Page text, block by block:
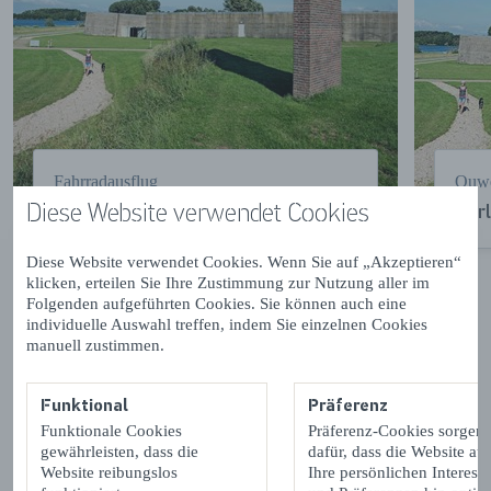
Diese Website verwendet Cookies
Diese Website verwendet Cookies. Wenn Sie auf „Akzeptieren“
klicken, erteilen Sie Ihre Zustimmung zur Nutzung aller im
Folgenden aufgeführten Cookies. Sie können auch eine
individuelle Auswahl treffen, indem Sie einzelnen Cookies
manuell zustimmen.
Funktional
Funktionale Cookies
gewährleisten, dass die
Website reibungslos
Präferenz
Präferenz-Cookies sorgen
dafür, dass die Website auf
Ihre persönlichen
Route Flutkatastrophe
Fahrradausflug
VOLGENDE
Bessere Erreichbarkeit und neue
Naturgebiete
Die Deltawerke bieten mehr als nur Schutz vor dem
Meer. Da sie die Inseln von Zeeland und Südholland